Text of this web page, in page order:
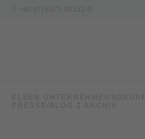
ELSEN
PRESSE/BLOG
ARCHIV